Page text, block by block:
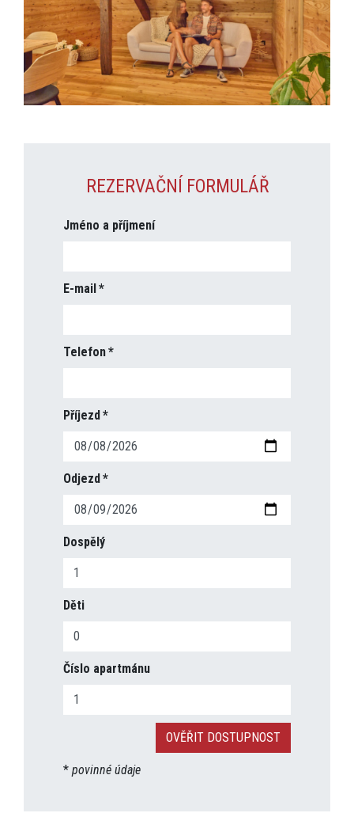
REZERVAČNÍ FORMULÁŘ
Jméno a příjmení
E-mail
Telefon
Příjezd
Odjezd
Dospělý
Děti
Číslo apartmánu
* povinné údaje